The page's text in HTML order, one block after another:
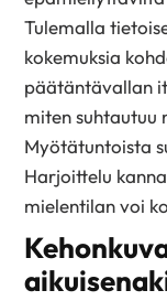
Tulemalla
kokemuksia
päätäntävallan
miten suhtautuu
Myötätuntoista
Harjoittelu
mielentilan voi